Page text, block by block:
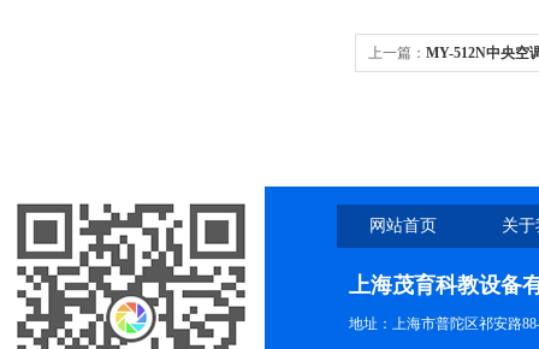
上一篇： MY-512N中央空
网站首页 关
上海茂育科教设备
地址：上海市普陀区祁安路